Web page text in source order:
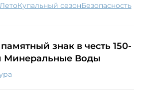
лето купальный сезон безопасность
знак в честь 150-
Минеральные Воды